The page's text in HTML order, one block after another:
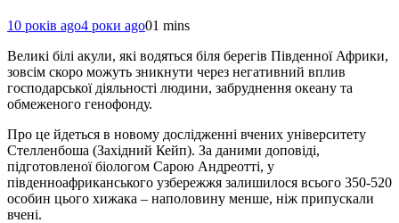
10 років ago4 роки ago01 mins
Великі білі акули, які водяться біля берегів Південної Африки,
зовсім скоро можуть зникнути через негативний вплив
господарської діяльності людини, забруднення океану та
обмеженого генофонду.
Про це йдеться в новому дослідженні вчених університету
Стелленбоша (Західний Кейп). За даними доповіді,
підготовленої біологом Сарою Андреотті, у
південноафриканського узбережжя залишилося всього 350-520
особин цього хижака – наполовину менше, ніж припускали
вчені.